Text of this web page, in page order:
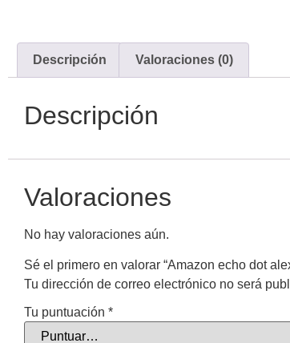
Descripción Valoraciones (0)
Descripción
Valoraciones
No hay valoraciones aún.
Sé el primero en valorar “Amazon echo dot
Tu dirección de correo electrónico no será
Tu puntuación *